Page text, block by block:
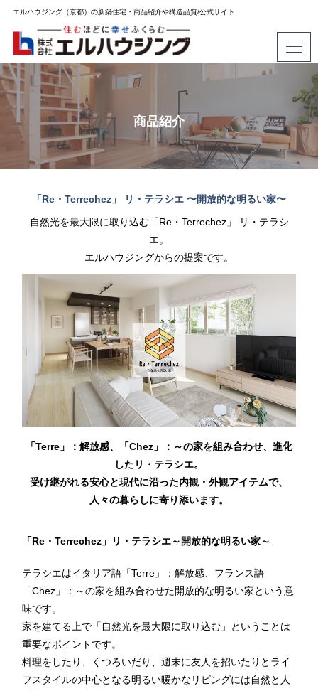
エルハウジング（京都）の新築住宅・商品紹介や構造品質/公式サイト
商品紹介
「Re・Terrechez」 リ・テラシエ 〜開放的な明るい家〜
自然光を最大限に取り込む「Re・Terrechez」 リ・テラシ
エ。
エルハウジングからの提案です。
「Terre」：解放感、「Chez」：～の家を組み合わせ、進化
したリ・テラシエ。
受け継がれる安心と現代に沿った内観・外観アイテムで、
人々の暮らしに寄り添います。
「Re・Terrechez」リ・テラシエ～開放的な明るい家～
テラシエはイタリア語「Terre」：解放感、フランス語
「Chez」：～の家を組み合わせた開放的な明るい家という意
味です。
家を建てる上で「自然光を最大限に取り込む」ということは
重要なポイントです。
料理をしたり、くつろいだり、週末に友人を招いたりとライ
フスタイルの中心となる明るい暖かなリビングには自然と人